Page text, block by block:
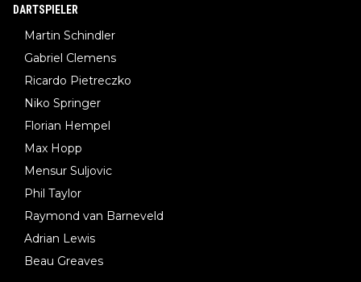
DARTSPIELER
Martin Schindler
Gabriel Clemens
Ricardo Pietreczko
Niko Springer
Florian Hempel
Max Hopp
Mensur Suljovic
Phil Taylor
Raymond van Barneveld
Adrian Lewis
Beau Greaves